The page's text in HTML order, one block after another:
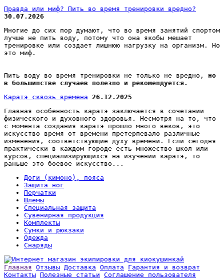
Правда или миф? Пить во время тренировки вредно?
30.07.2026
Многие до сих пор думают, что во время занятий спортом
лучше не пить воду, потому что она якобы мешает
тренировке или создает лишнюю нагрузку на организм. Но
это миф.
Пить воду во время тренировки не только не вредно, но
в большинстве случаев полезно и рекомендуется.
Каратэ сквозь времена
26.12.2025
Главная особенность каратэ заключается в сочетании
физического и духовного здоровья. Несмотря на то, что
с момента создания каратэ прошло много веков, это
искусство время от времени претерпевало различные
изменения, соответствующие духу времени. Если сегодня
практически в каждом городе есть множество школ или
курсов, специализирующихся на изучении каратэ, то
раньше это боевое искусство...
Доги (кимоно), пояса
Защита ног
Перчатки
Шлемы
Специальная защита
Сувенирная продукция
Комплекты
Сумки и рюкзаки
Одежда
Снаряды
Главная Отзывы Доставка Оплата
Гарантия и возврат
Контакты Полезные статьи Соглашение пользователя